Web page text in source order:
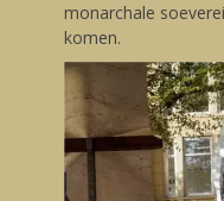
monarchale
komen.